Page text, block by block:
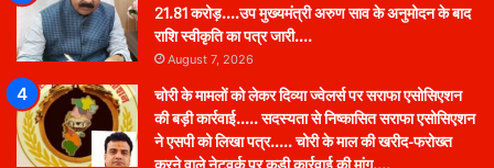
21.81 करोड़….उप मुख्यमंत्री अरुण साव के अनुमोदन के बाद
राशि स्वीकृति का पत्र जारी….
August 7, 2026
चोरी के मामलों को लेकर दिव्या ज्वेलर्स पर सराफा एसोसिएशन
की बड़ी कार्रवाई….. सदस्यता से निष्कासित सराफा एसोसिएशन
ने एसपी को लिखा पत्र….. चोरी के माल की खरीद-फरोख्त